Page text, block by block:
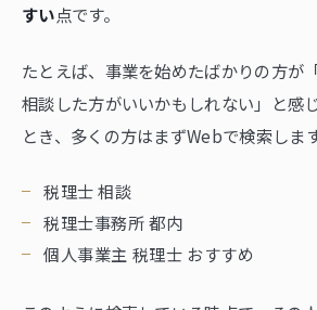
すい点です。
たとえば、事業を始めたばかりの方が
相談した方がいいかもしれない」と感
とき、多くの方はまずWebで検索します
税理士 相談
税理士事務所 都内
個人事業主 税理士 おすすめ